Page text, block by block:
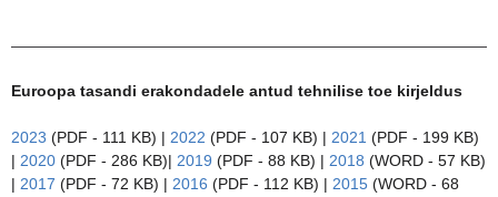
Euroopa tasandi erakondadele antud tehnilise toe kirjeldus
2023 (PDF - 111 KB) | 2022 (PDF - 107 KB) | 2021 (PDF - 199 KB)
| 2020 (PDF - 286 KB)| 2019 (PDF - 88 KB) | 2018 (WORD - 57 KB)
| 2017 (PDF - 72 KB) | 2016 (PDF - 112 KB) | 2015 (WORD - 68